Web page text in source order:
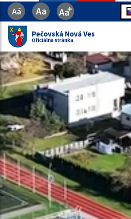
Pečovská Nová Ves
Oficiálna stránka